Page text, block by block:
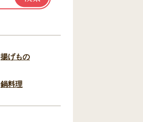
揚げもの
鍋料理